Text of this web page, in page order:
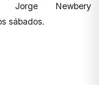
Jorge Newbery
sábados.